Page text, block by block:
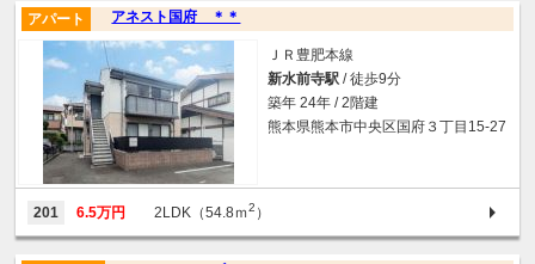
アネスト国府 ＊＊
アパート
ＪＲ豊肥本線
新水前寺駅 / 徒歩9分
築年 24年 / 2階建
熊本県熊本市中央区国府３丁目15-27
201 6.5万円 2LDK（54.8ｍ2 ）